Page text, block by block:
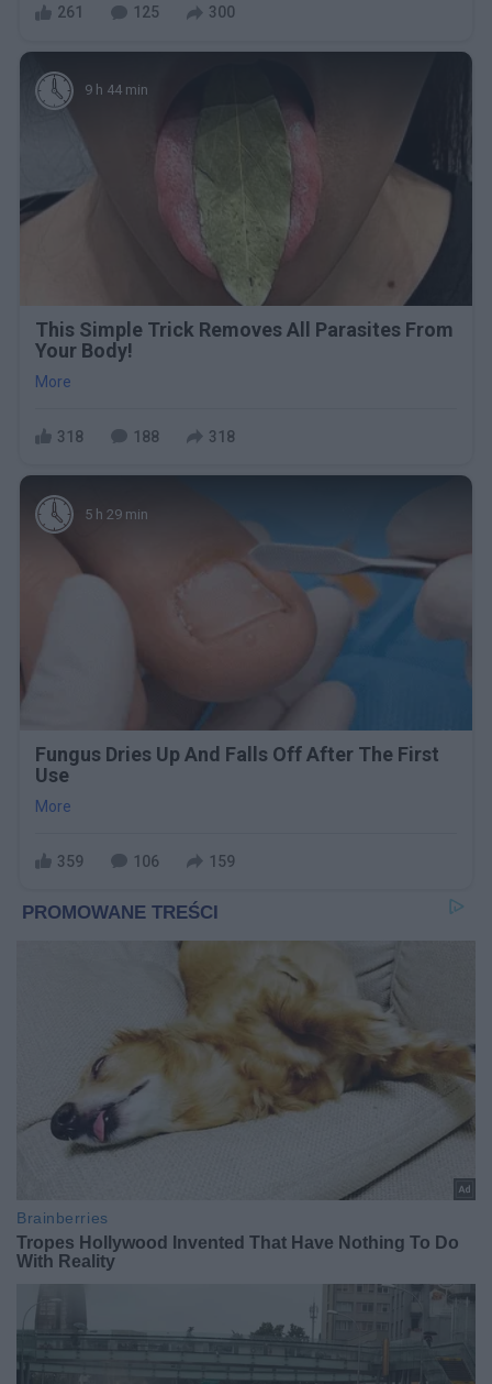
261 125 300
9 h 44 min
This Simple Trick Removes All Parasites From
Your Body!
More
318 188 318
5 h 29 min
Fungus Dries Up And Falls Off After The First
Use
More
359 106 159